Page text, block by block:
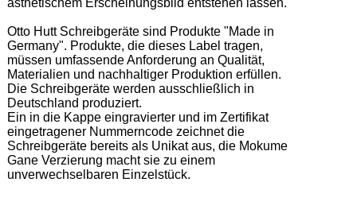
ästhetischem Erscheinungsbild entstehen lassen.
Otto Hutt Schreibgeräte sind Produkte "Made in
Germany". Produkte, die dieses Label tragen,
müssen umfassende Anforderung an Qualität,
Materialien und nachhaltiger Produktion erfüllen.
Die Schreibgeräte werden ausschließlich in
Deutschland produziert.
Ein in die Kappe eingravierter und im Zertifikat
eingetragener Nummerncode zeichnet die
Schreibgeräte bereits als Unikat aus, die Mokume
Gane Verzierung macht sie zu einem
unverwechselbaren Einzelstück.